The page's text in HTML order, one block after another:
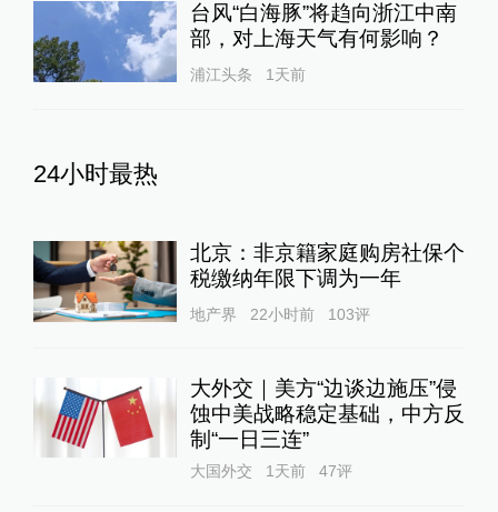
台风“白海豚”将趋向浙江中南
部，对上海天气有何影响？
浦江头条 1天前
24小时最热
北京：非京籍家庭购房社保个
税缴纳年限下调为一年
地产界 22小时前 103评
大外交｜美方“边谈边施压”侵
蚀中美战略稳定基础，中方反
制“一日三连”
大国外交 1天前 47评